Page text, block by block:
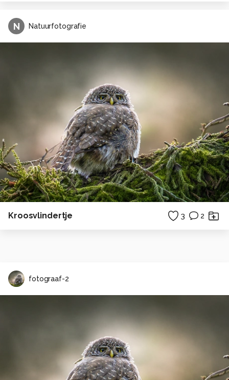
N Natuurfotografie
Kroosvlindertje 3 2
fotograaf-2